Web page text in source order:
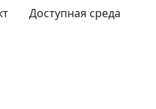
Доступная среда